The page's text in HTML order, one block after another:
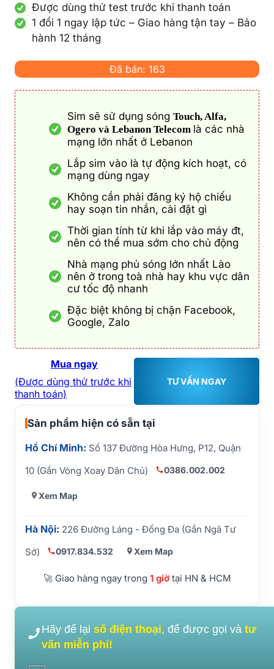
Được dùng thử test trước khi thanh toán
1 đổi 1 ngay lập tức – Giao hàng tận tay – Bảo
hành 12 tháng
Đã bán: 163
Sim sẽ sử dụng sóng Touch, Alfa,
Ogero và Lebanon Telecom là các nhà
mạng lớn nhất ở Lebanon
Lắp sim vào là tự động kích hoạt, có
mạng dùng ngay
Không cần phải đăng ký hộ chiếu
hay soạn tin nhắn, cài đặt gì
Thời gian tính từ khi lắp vào máy đt,
nên có thể mua sớm cho chủ động
Nhà mạng phủ sóng lớn nhất Lào
nên ở trong toà nhà hay khu vực dân
cư tốc độ nhanh
Đặc biệt không bị chặn Facebook,
Google, Zalo
Mua ngay
(Được dùng thử trước khi
thanh toán)
TƯ VẤN NGAY
Sản phẩm hiện có sẵn tại
Hồ Chí Minh: Số 137 Đường Hòa Hưng, P12, Quận
10 (Gần Vòng Xoay Dân Chủ)
0386.002.002
Xem Map
Hà Nội: 226 Đường Láng - Đống Đa (Gần Ngã Tư
Sở)
0917.834.532 Xem Map
🚀 Giao hàng ngay trong 1 giờtại HN & HCM
Hãy để lại số điện thoại, để được gọi và tư
vấn miễn phí!